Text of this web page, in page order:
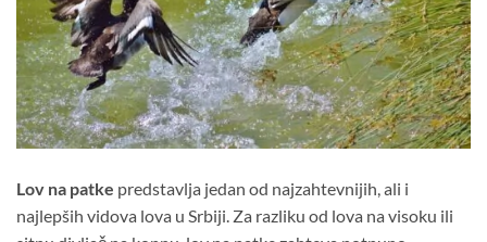
Lov na patke predstavlja jedan od najzahtevnijih, ali i
najlepših vidova lova u Srbiji. Za razliku od lova na visoku ili